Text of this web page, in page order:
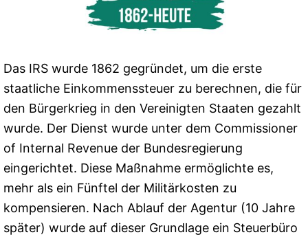
Das IRS wurde 1862 gegründet, um die erste
staatliche Einkommenssteuer zu berechnen, die für
den Bürgerkrieg in den Vereinigten Staaten gezahlt
wurde. Der Dienst wurde unter dem Commissioner
of Internal Revenue der Bundesregierung
eingerichtet. Diese Maßnahme ermöglichte es,
mehr als ein Fünftel der Militärkosten zu
kompensieren. Nach Ablauf der Agentur (10 Jahre
später) wurde auf dieser Grundlage ein Steuerbüro